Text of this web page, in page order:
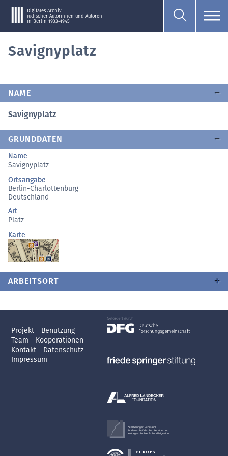
Digitales Archiv
jüdischer Autorinnen und Autoren
in Berlin 1933–1945
Savignyplatz
NAME
Savignyplatz
GRUNDDATEN
Name
Savignyplatz
Ortsangabe
Berlin-Charlottenburg
Deutschland
Art
Platz
Karte
ARBEITSORT
Projekt
Benutzung
Team
Kooperationen
Kontakt
Datenschutz
Impressum
Axel Springer-Lehrstuhl
für deutsch-jüdische Literatur- und
Kulturgeschichte, Exil und Migration